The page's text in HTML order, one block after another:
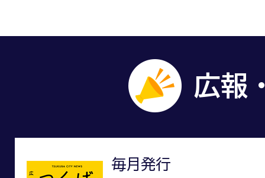
広報
毎月発行